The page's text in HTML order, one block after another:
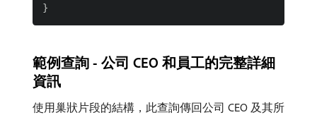
範例查詢 - 公司 CEO 和員工的完整詳細
資訊
使用巢狀片段的結構，此查詢傳回公司 CEO 及其所